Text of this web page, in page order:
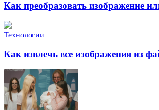
Как преобразовать изображение
Технологии
Как извлечь все изображения из